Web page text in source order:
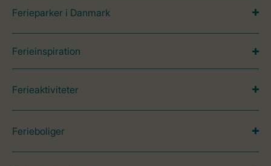
Ferieparker i Danmark
Ferieinspiration
Ferieaktiviteter
Ferieboliger